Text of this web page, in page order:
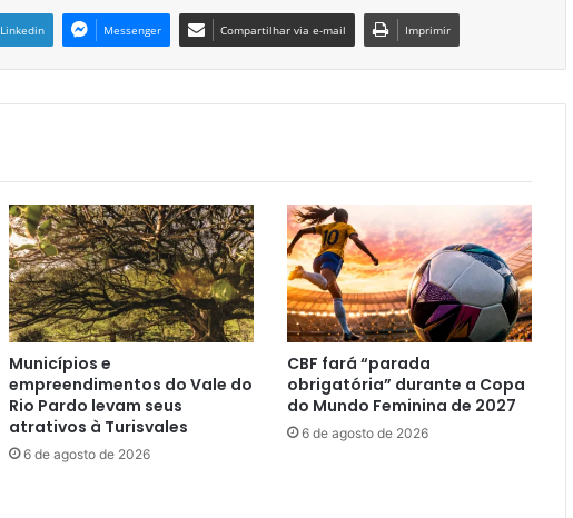
Linkedin Messenger Compartilhar via e-mail Imprimir
Municípios e
empreendimentos do Vale do
Rio Pardo levam seus
atrativos à Turisvales
6 de agosto de 2026
CBF fará “parada
obrigatória” durante a Copa
do Mundo Feminina de 2027
6 de agosto de 2026